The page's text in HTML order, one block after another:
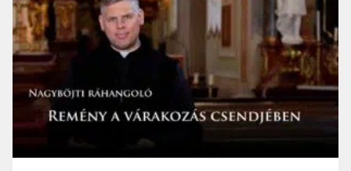
–
VAN
ÚJRAKEZDÉS,